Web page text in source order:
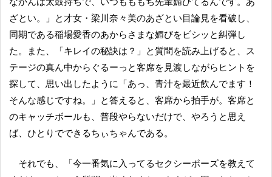
ざとい。」と才女・梁川奈々美のあざとい目論見を看破し、
同期である稲場愛香のあからさまな媚びをビシッと糾弾し
た。また、「キレイの秘訣は？」と質問を読み上げると、ス
テージの真ん中からぐるーっと客席を見渡しながらヒントを
探して、思い出したように「あっ、青汁を最近飲んでます！
そんな感じですね。」と答えると、客席から拍手が。客席と
のキャッチボールも、普段やらないだけで、やろうと思え
ば、ひとりでできるちぃちゃんである。
それでも、「今一番気に入ってるセクシーポーズを教えて